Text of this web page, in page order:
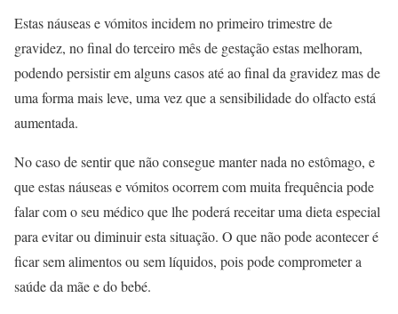
Estas náuseas e vómitos incidem no primeiro trimestre de
gravidez, no final do terceiro mês de gestação estas melhoram,
podendo persistir em alguns casos até ao final da gravidez mas de
uma forma mais leve, uma vez que a sensibilidade do olfacto está
aumentada.
No caso de sentir que não consegue manter nada no estômago, e
que estas náuseas e vómitos ocorrem com muita frequência pode
falar com o seu médico que lhe poderá receitar uma dieta especial
para evitar ou diminuir esta situação. O que não pode acontecer é
ficar sem alimentos ou sem líquidos, pois pode comprometer a
saúde da mãe e do bebé.